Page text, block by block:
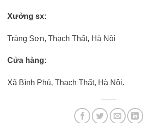
Xưởng sx:
Tràng Sơn, Thạch Thất, Hà Nội
Cửa hàng:
Xã Bình Phú, Thạch Thất, Hà Nội.